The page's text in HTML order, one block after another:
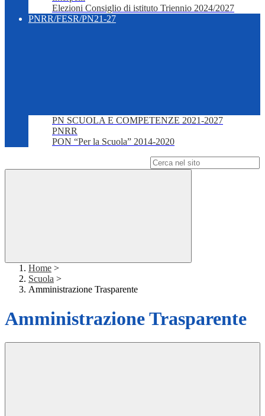
Elezioni Consiglio di istituto Triennio 2024/2027
PNRR/FESR/PN21-27
PN SCUOLA E COMPETENZE 2021-2027
PNRR
PON “Per la Scuola” 2014-2020
Home >
Scuola >
Amministrazione Trasparente
Amministrazione Trasparente